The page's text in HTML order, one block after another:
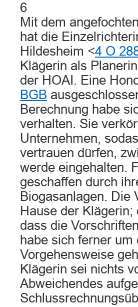
6
Mit dem
hat die
Hildesheim <4 O
Klägerin als
der HOAI. Eine
BGB
Berechnung habe
verhalten. Sie
Unternehmen,
vertrauen dürfen,
werde eingehalten.
geschaffen durch
Biogasanlagen. Die
Hause der
dass die
habe sich ferner
Vorgehensweise
Klägerin sei nichts
Abweichendes